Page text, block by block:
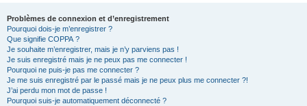
Problèmes de connexion et d’enregistrement
Pourquoi dois-je m’enregistrer ?
Que signifie COPPA ?
Je souhaite m’enregistrer, mais je n’y parviens pas !
Je suis enregistré mais je ne peux pas me connecter !
Pourquoi ne puis-je pas me connecter ?
Je me suis enregistré par le passé mais je ne peux plus me connecter ?!
J’ai perdu mon mot de passe !
Pourquoi suis-je automatiquement déconnecté ?